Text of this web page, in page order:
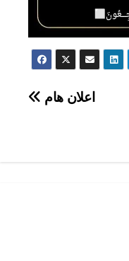
اعلان هام